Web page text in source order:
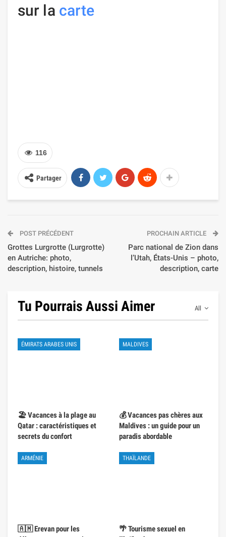
sur la carte
116
Partager
POST PRÉCÉDENT
Grottes Lurgrotte (Lurgrotte)
en Autriche: photo,
description, histoire, tunnels
PROCHAIN ARTICLE
Parc national de Zion dans
l’Utah, États-Unis – photo,
description, carte
All
Tu Pourrais Aussi Aimer
ÉMIRATS ARABES UNIS
🏖️ Vacances à la plage au
Qatar : caractéristiques et
secrets du confort
MALDIVES
💰 Vacances pas chères aux
Maldives : un guide pour un
paradis abordable
ARMÉNIE
🇦🇲 Erevan pour les
THAÏLANDE
🌴 Tourisme sexuel en